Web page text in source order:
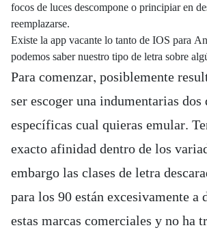
focos de luces descompone o principiar en
reemplazarse.
Existe la app vacante lo tanto de IOS para
podemos saber nuestro tipo de letra sobre
Para comenzar, posiblemente
ser escoger una indumentarias dos
específicas cual quieras emular.
exacto afinidad dentro de los
embargo las clases de letra
para los 90 están excesivamente a
estas marcas comerciales y no ha